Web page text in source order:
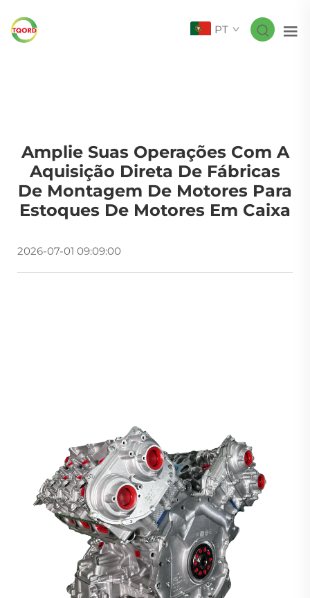
PT
Amplie Suas Operações Com A
Aquisição Direta De Fábricas
De Montagem De Motores Para
Estoques De Motores Em Caixa
2026-07-01 09:09:00